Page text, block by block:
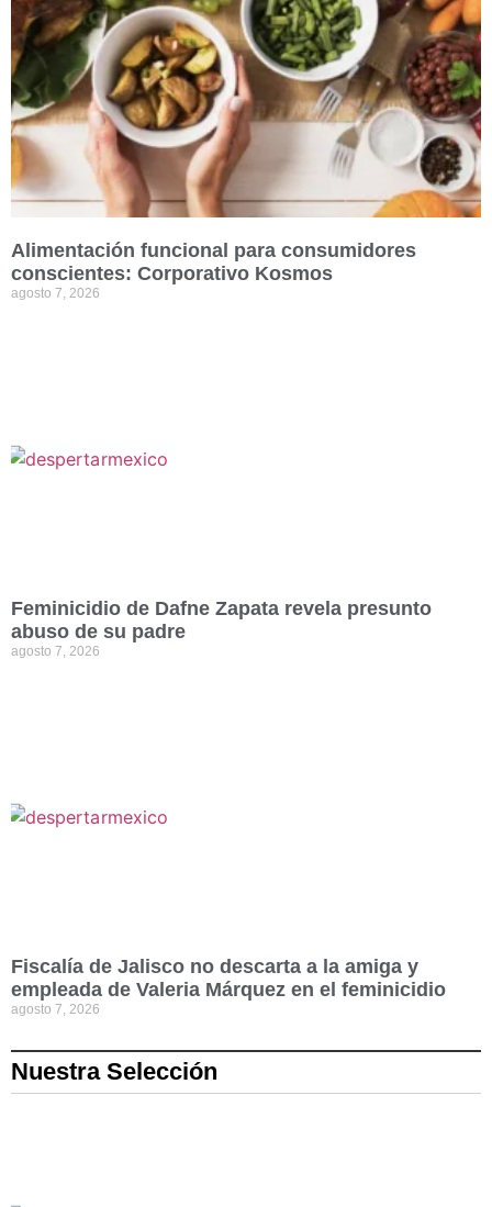
Alimentación funcional para consumidores
conscientes: Corporativo Kosmos
agosto 7, 2026
Feminicidio de Dafne Zapata revela presunto
abuso de su padre
agosto 7, 2026
Fiscalía de Jalisco no descarta a la amiga y
empleada de Valeria Márquez en el feminicidio
agosto 7, 2026
Nuestra Selección